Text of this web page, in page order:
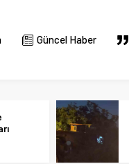
Güncel Haber